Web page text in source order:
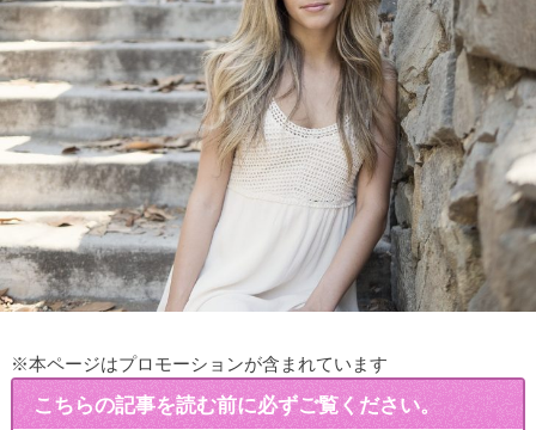
※本ページはプロモーションが含まれています
こちらの記事を読む前に必ずご覧ください。